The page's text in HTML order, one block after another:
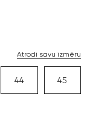
Atrodi savu izmēru
44 45